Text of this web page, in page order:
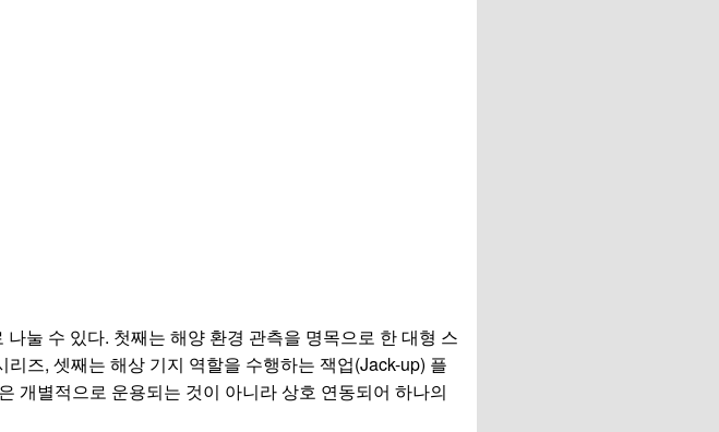
눌 수 있다. 첫째는 해양 환경 관측을 명목으로 한 대형 스
즈, 셋째는 해상 기지 역할을 수행하는 잭업(Jack-up) 플
개별적으로 운용되는 것이 아니라 상호 연동되어 하나의